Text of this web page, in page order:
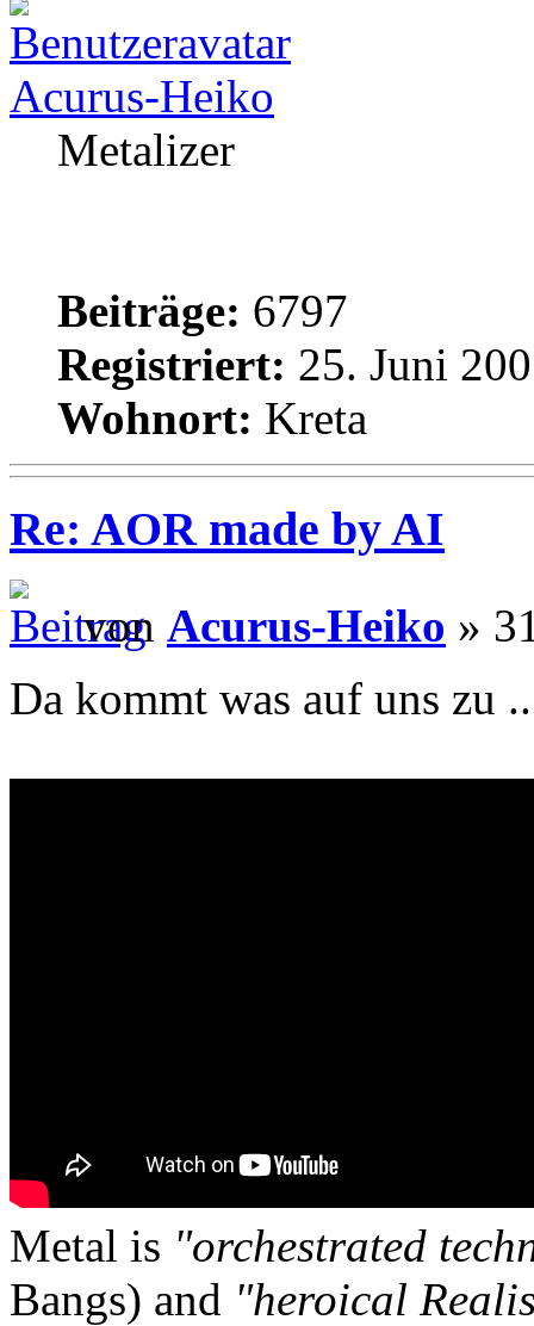
Acurus-Heiko
Metalizer
Beiträge: 6797
Registriert: 25. Juni
Wohnort: Kreta
Re: AOR made by AI
von Acurus-Heiko »
Da kommt was auf uns zu
Metal is "orchestrated
Bangs) and "heroical